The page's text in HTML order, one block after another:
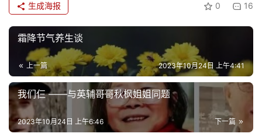
0 16
生成海报
霜降节气养生谈
上一篇 2023年10月24日 上午4:41
我们仨 ——与英辅哥哥秋枫姐姐同题
下一篇
2023年10月24日 上午6:46